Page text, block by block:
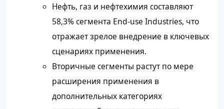
Нефть, газ и нефтехимия составляют
58,3% сегмента End-use Industries, что
отражает зрелое внедрение в ключевых
сценариях применения.
Вторичные сегменты растут по мере
расширения применения в
дополнительных категориях